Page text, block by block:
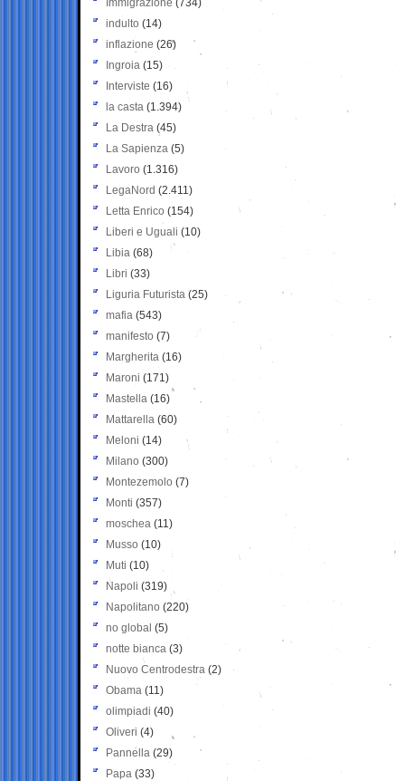
Immigrazione (734)
indulto (14)
inflazione (26)
Ingroia (15)
Interviste (16)
la casta (1.394)
La Destra (45)
La Sapienza (5)
Lavoro (1.316)
LegaNord (2.411)
Letta Enrico (154)
Liberi e Uguali (10)
Libia (68)
Libri (33)
Liguria Futurista (25)
mafia (543)
manifesto (7)
Margherita (16)
Maroni (171)
Mastella (16)
Mattarella (60)
Meloni (14)
Milano (300)
Montezemolo (7)
Monti (357)
moschea (11)
Musso (10)
Muti (10)
Napoli (319)
Napolitano (220)
no global (5)
notte bianca (3)
Nuovo Centrodestra (2)
Obama (11)
olimpiadi (40)
Oliveri (4)
Pannella (29)
Papa (33)